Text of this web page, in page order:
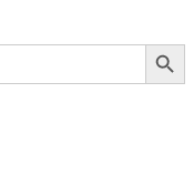
Search Button